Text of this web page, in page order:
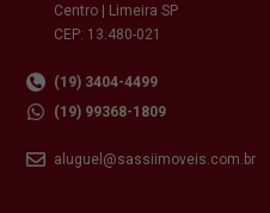
Centro | Limeira SP
CEP: 13.480-021
(19) 3404-4499
(19) 99368-1809
aluguel@sassiimoveis.com.br